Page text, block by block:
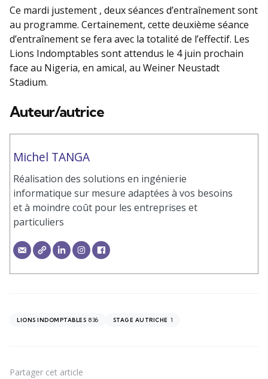
Ce mardi justement , deux séances d’entraînement sont
au programme. Certainement, cette deuxième séance
d’entraînement se fera avec la totalité de l’effectif. Les
Lions Indomptables sont attendus le 4 juin prochain
face au Nigeria, en amical, au Weiner Neustadt
Stadium.
Auteur/autrice
Michel TANGA
Réalisation des solutions en ingénierie
informatique sur mesure adaptées à vos besoins
et à moindre coût pour les entreprises et
particuliers
LIONS INDOMPTABLES 836 STAGE AUTRICHE 1
Partager cet article